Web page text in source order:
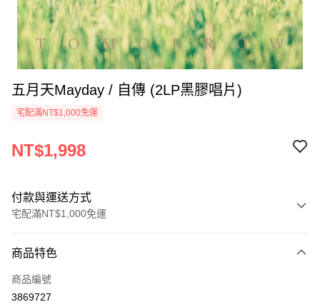
五月天Mayday / 自傳 (2LP黑膠唱片)
宅配滿NT$1,000免運
NT$1,998
付款與運送方式
宅配滿NT$1,000免運
信用卡一次付款
LINE Pay
商品特色
商品編號
3869727